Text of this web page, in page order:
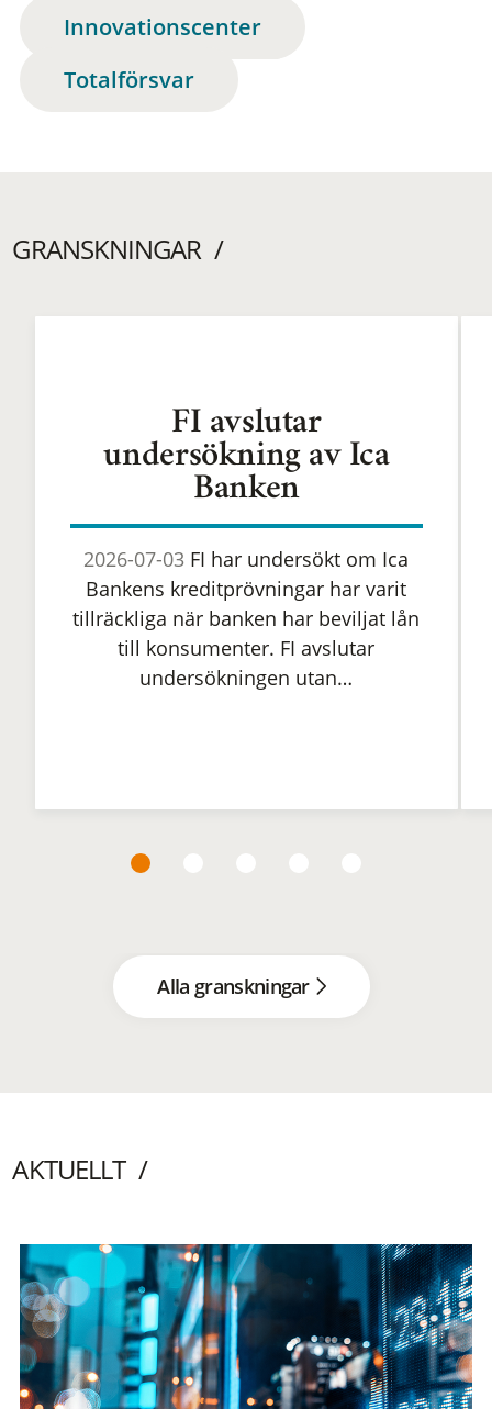
Innovationscenter
Totalförsvar
GRANSKNINGAR
FI avslutar
undersökning av Ica
Banken
2026-07-03 FI har undersökt om Ica
Bankens kreditprövningar har varit
tillräckliga när banken har beviljat lån
till konsumenter. FI avslutar
undersökningen utan…
Alla granskningar
AKTUELLT